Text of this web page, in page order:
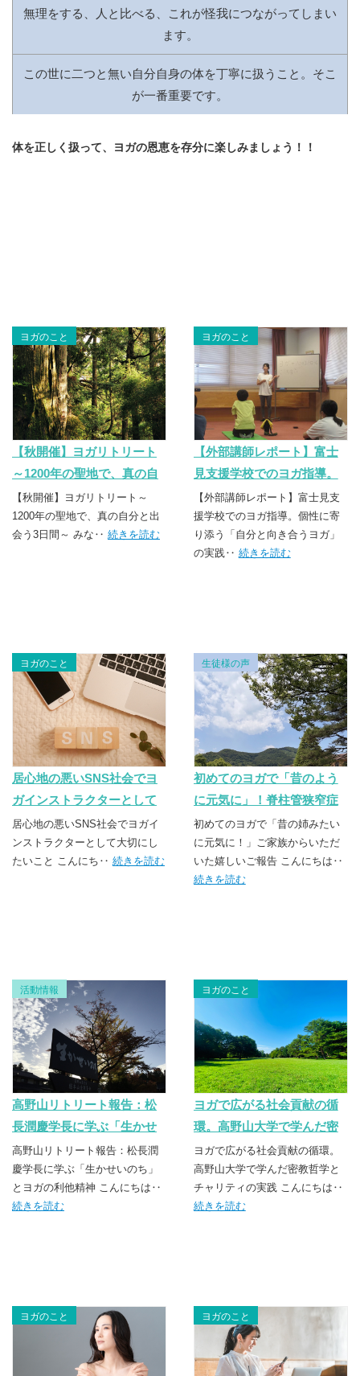
無理をする、人と比べる、これが怪我につながってしまい
ます。
この世に二つと無い自分自身の体を丁寧に扱うこと。そこ
が一番重要です。
体を正しく扱って、ヨガの恩恵を存分に楽しみましょう！！
ヨガのこと
【秋開催】ヨガリトリート
～1200年の聖地で、真の自
分と出会う3日間～
【秋開催】ヨガリトリート～
1200年の聖地で、真の自分と出
会う3日間～ みな‥ 続きを読む
ヨガのこと
【外部講師レポート】富士
見支援学校でのヨガ指導。
個性に寄り添う「誠実なヨ
ガ」の実践
【外部講師レポート】富士見支
援学校でのヨガ指導。個性に寄
り添う「自分と向き合うヨガ」
の実践‥ 続きを読む
ヨガのこと
居心地の悪いSNS社会でヨ
ガインストラクターとして
大切にしたいこと
居心地の悪いSNS社会でヨガイ
ンストラクターとして大切にし
たいこと こんにち‥ 続きを読む
生徒様の声
初めてのヨガで「昔のよう
に元気に」！脊柱管狭窄症
や腰痛に寄り添うレッスン
初めてのヨガで「昔の姉みたい
に元気に！」ご家族からいただ
いた嬉しいご報告 こんにちは‥
続きを読む
活動情報
高野山リトリート報告：松
長潤慶学長に学ぶ「生かせ
いのち」とヨガの利他精神
高野山リトリート報告：松長潤
慶学長に学ぶ「生かせいのち」
とヨガの利他精神 こんにちは‥
続きを読む
ヨガのこと
ヨガで広がる社会貢献の循
環。高野山大学で学んだ密
教哲学とチャリティの実践
ヨガで広がる社会貢献の循環。
高野山大学で学んだ密教哲学と
チャリティの実践 こんにちは‥
続きを読む
ヨガのこと ヨガのこと